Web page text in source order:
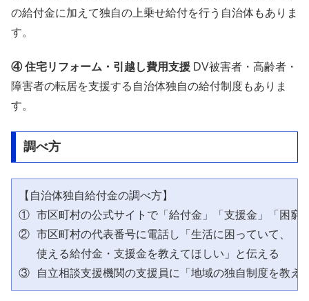
の給付金に加えて独自の上乗せ給付を行う自治体もありま
す。
④ 住宅リフォーム・引越し費用支援 DV被害者・高齢者・
障害者の転居を支援する自治体独自の給付制度もありま
す。
調べ方
【自治体独自給付金の調べ方】
① 市区町村の公式サイトで「給付金」「支援金」「困窮
② 市区町村の代表番号に電話し「生活に困っていて、
使える給付金・支援金を教えてほしい」と伝える